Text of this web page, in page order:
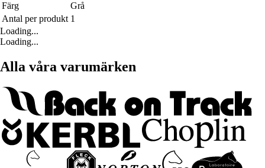
Färg
Grå
Antal per produkt 1
Loading...
Loading...
Alla våra varumärken